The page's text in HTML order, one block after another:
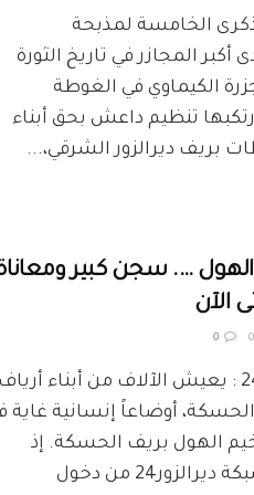
الخامسة لمذبحة
المجازر في تاريخ الثورة
الكيماوي في الغوطة
تنظيم داعش بحق أبناء
بريف ديرالزور الشرقي،...
…. سجن كبير
الآن
0
خاص – ديرالزور24 : يعيش الآلاف من أبناء أرياف
والحسكة، أوضاعاً إنسانية غاية
الهول بريف الحسكة. إذ
تمكنت كاميرا شبكة ديرالزور24 من دخول